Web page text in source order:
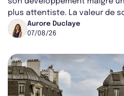
plus attentiste. La valeur de
progresse de 3,8% à périmètre
Aurore Duclaye
07/08/26